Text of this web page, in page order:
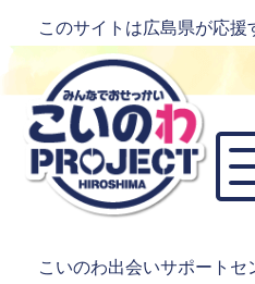
このサイトは広島県が応
こいのわ出会いサポートセ